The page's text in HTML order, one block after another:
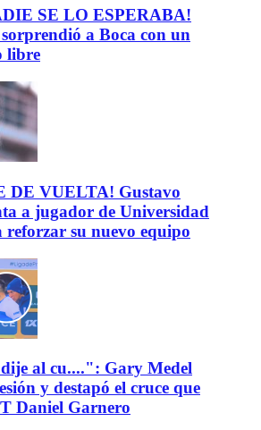
SE LO ESPERABA!
a Boca con un
libre
DE VUELTA! Gustavo
a jugador de Universidad
reforzar su nuevo equipo
al cu....": Gary Medel
y destapó el cruce que
Daniel Garnero